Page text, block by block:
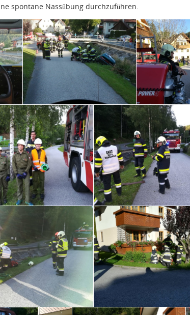
spontane Nassübung durchzuführen.